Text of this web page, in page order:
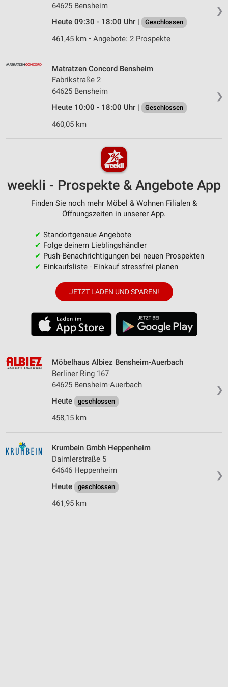
❯
64625 Bensheim
Heute 09:30 - 18:00 Uhr |
Geschlossen
461,45 km • Angebote: 2 Prospekte
❯
Matratzen Concord Bensheim
Fabrikstraße 2
64625 Bensheim
Heute 10:00 - 18:00 Uhr |
Geschlossen
460,05 km
weekli - Prospekte & Angebote App
Finden Sie noch mehr Möbel & Wohnen Filialen &
Öffnungszeiten in unserer App.
✔ Standortgenaue Angebote
✔ Folge deinem Lieblingshändler
✔ Push-Benachrichtigungen bei neuen Prospekten
✔ Einkaufsliste - Einkauf stressfrei planen
JETZT LADEN UND SPAREN!
❯
Möbelhaus Albiez Bensheim-Auerbach
Berliner Ring 167
64625 Bensheim-Auerbach
Heute
geschlossen
458,15 km
❯
Krumbein Gmbh Heppenheim
Daimlerstraße 5
64646 Heppenheim
Heute
geschlossen
461,95 km